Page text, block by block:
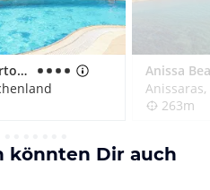
Apartments Portokali
263m
könnten Dir auch